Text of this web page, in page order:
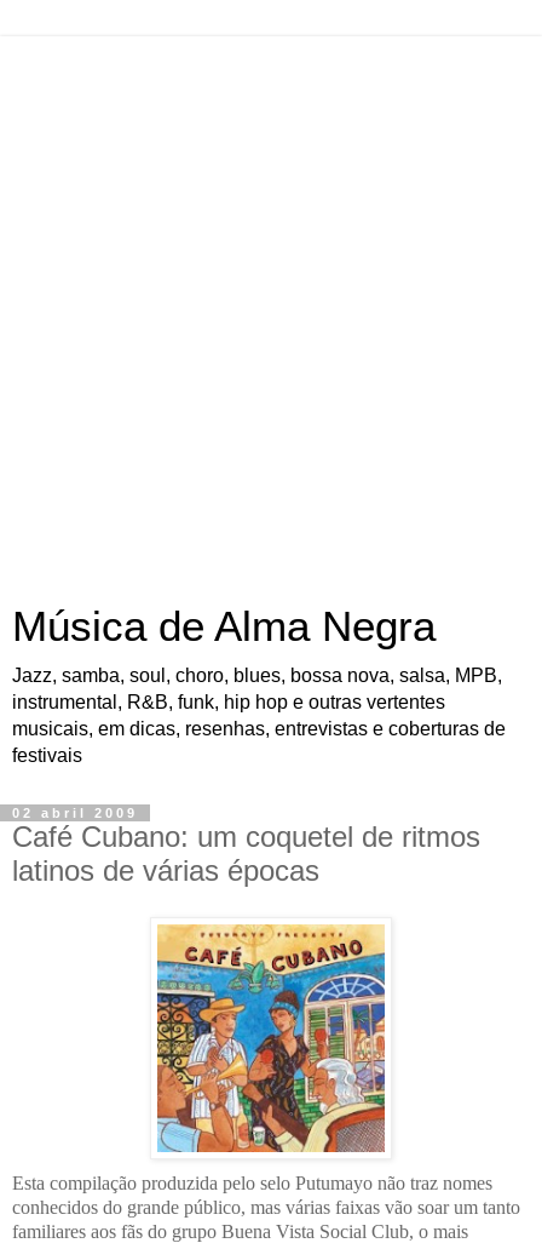
Música de Alma Negra
Jazz, samba, soul, choro, blues, bossa nova, salsa, MPB,
instrumental, R&B, funk, hip hop e outras vertentes
musicais, em dicas, resenhas, entrevistas e coberturas de
festivais
02 abril 2009
Café Cubano: um coquetel de ritmos
latinos de várias épocas
Esta compilação produzida pelo selo Putumayo não traz nomes
conhecidos do grande público, mas várias faixas vão soar um tanto
familiares aos fãs do grupo Buena Vista Social Club, o mais